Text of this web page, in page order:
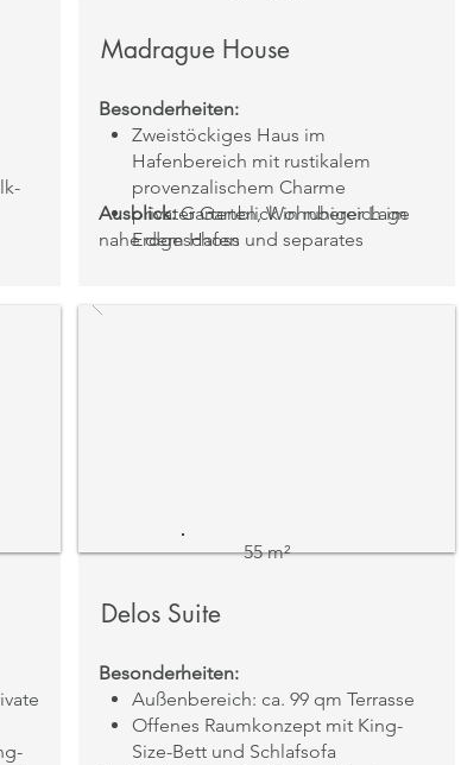
Madrague House
Besonderheiten:
Zweistöckiges Haus im
Hafenbereich mit rustikalem
provenzalischem Charme
privater Garten, Wohnbereich im
Erdgeschoss und separates
Ausblick:Gartenblick in ruhiger Lage
nahe dem Hafen
55 m²
Delos Suite
Besonderheiten:
Außenbereich: ca. 99 qm Terrasse
Offenes Raumkonzept mit King-
Size-Bett und Schlafsofa